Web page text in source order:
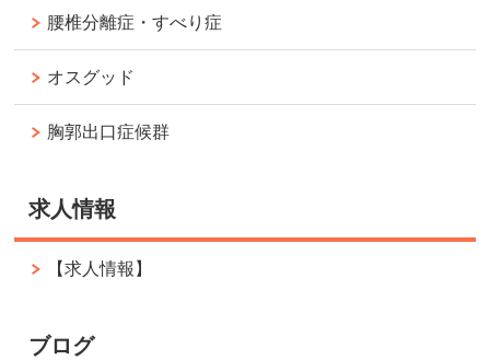
腰椎分離症・すべり症
オスグッド
胸郭出口症候群
求人情報
【求人情報】
ブログ